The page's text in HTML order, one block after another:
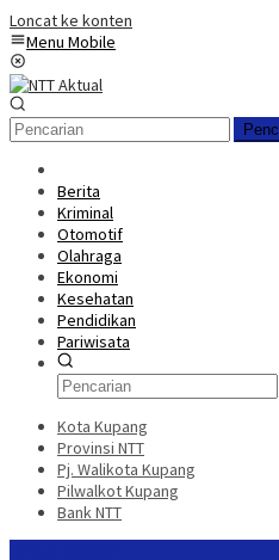
Loncat ke konten
Menu Mobile
Berita
Kriminal
Otomotif
Olahraga
Ekonomi
Kesehatan
Pendidikan
Pariwisata
Kota Kupang
Provinsi NTT
Pj. Walikota Kupang
Pilwalkot Kupang
Bank NTT